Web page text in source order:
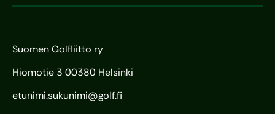
Suomen Golfliitto ry
Hiomotie 3 00380 Helsinki
etunimi.sukunimi@golf.fi